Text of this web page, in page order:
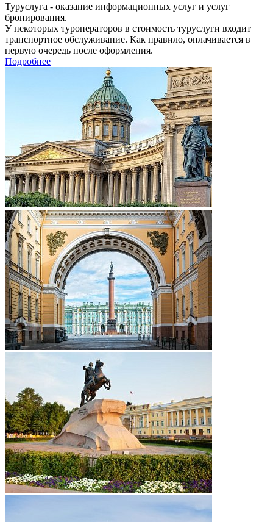
Туруслуга - оказание информационных услуг и услуг
бронирования.
У некоторых туроператоров в стоимость туруслуги входит
транспортное обслуживание. Как правило, оплачивается в
первую очередь после оформления.
Подробнее